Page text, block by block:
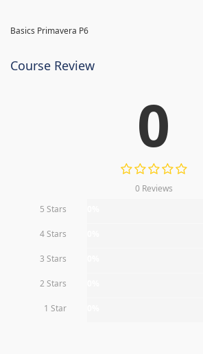
Basics Primavera P6
Course Review
0
0 Reviews
5 Stars
4 Stars
3 Stars
2 Stars
1 Star